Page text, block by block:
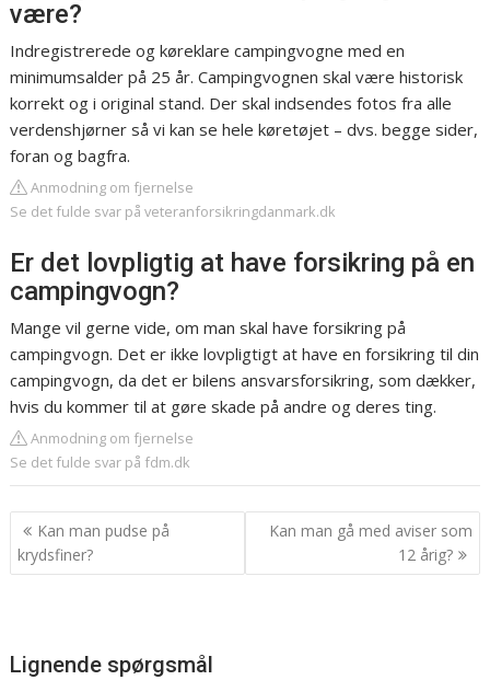
være?
Indregistrerede og køreklare campingvogne med en
minimumsalder på 25 år. Campingvognen skal være historisk
korrekt og i original stand. Der skal indsendes fotos fra alle
verdenshjørner så vi kan se hele køretøjet – dvs. begge sider,
foran og bagfra.
Anmodning om fjernelse
Se det fulde svar på veteranforsikringdanmark.dk
Er det lovpligtig at have forsikring på en
campingvogn?
Mange vil gerne vide, om man skal have forsikring på
campingvogn. Det er ikke lovpligtigt at have en forsikring til din
campingvogn, da det er bilens ansvarsforsikring, som dækker,
hvis du kommer til at gøre skade på andre og deres ting.
Anmodning om fjernelse
Se det fulde svar på fdm.dk
Indlægsnavigation
Kan man pudse på
krydsfiner?
Kan man gå med aviser som
12 årig?
Lignende spørgsmål